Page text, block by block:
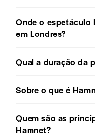
Onde o espetáculo
em Londres?
Qual a duração da
Sobre o que é
Quem são as
Hamnet?